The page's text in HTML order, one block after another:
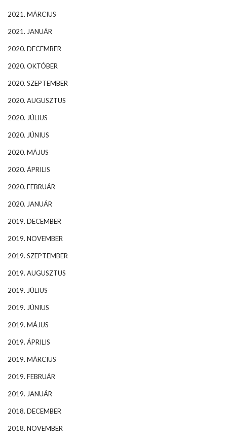
2021. MÁRCIUS
2021. JANUÁR
2020. DECEMBER
2020. OKTÓBER
2020. SZEPTEMBER
2020. AUGUSZTUS
2020. JÚLIUS
2020. JÚNIUS
2020. MÁJUS
2020. ÁPRILIS
2020. FEBRUÁR
2020. JANUÁR
2019. DECEMBER
2019. NOVEMBER
2019. SZEPTEMBER
2019. AUGUSZTUS
2019. JÚLIUS
2019. JÚNIUS
2019. MÁJUS
2019. ÁPRILIS
2019. MÁRCIUS
2019. FEBRUÁR
2019. JANUÁR
2018. DECEMBER
2018. NOVEMBER